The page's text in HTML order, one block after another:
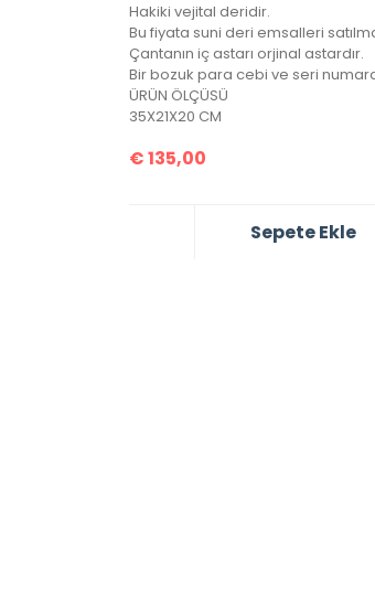
Hakiki vejital deridir.
Çantanın iç astarı orjinal astardır.
ÜRÜN ÖLÇÜSÜ
35X21X20 CM
€135,00
Sepete Ekle